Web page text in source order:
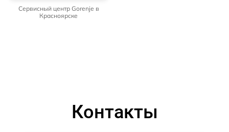
Сервисный центр Gorenje в
Красноярске
Контакты